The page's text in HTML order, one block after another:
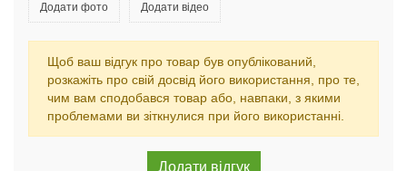
Додати фото Додати відео
Щоб ваш відгук про товар був опублікований,
розкажіть про свій досвід його використання, про те,
чим вам сподобався товар або, навпаки, з якими
проблемами ви зіткнулися при його використанні.